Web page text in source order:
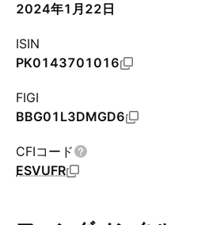
2024年1月22日
ISIN
PK0143701016
FIGI
BBG01L3DMGD6
CFIコード
ESVUFR